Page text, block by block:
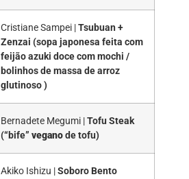
Cristiane Sampei |Tsubuan +
Zenzai (sopa japonesa feita com
feijão azuki doce com mochi /
bolinhos de massa de arroz
glutinoso )
Bernadete Megumi |Tofu Steak
(“bife” veganode tofu)
Akiko Ishizu |Soboro Bento